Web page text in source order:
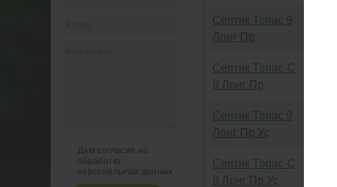
Даю согласие на
обработку
персональных данных
Септик Топас 9
Лонг Пр
Септик Топас-С
9 Лонг Пр
Септик Топас 9
Лонг Пр Ус
Септик Топас-С
9 Лонг Пр Ус